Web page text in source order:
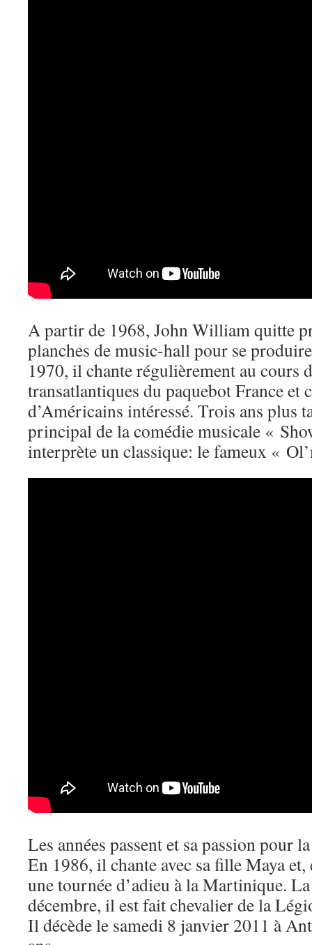
A partir de 1968, John William quitte
planches de music-hall pour se
1970, il chante régulièrement au cours
transatlantiques du paquebot France
d’Américains intéressé. Trois ans plus
principal de la comédie musicale «
interprète un classique: le fameux «
Les années passent et sa passion pour
En 1986, il chante avec sa fille Maya
une tournée d’adieu à la Martinique.
décembre, il est fait chevalier de la
Il décède le samedi 8 janvier 2011 à